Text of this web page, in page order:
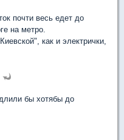
почти весь едет до
на метро.
как и электрички,
бы хотябы до